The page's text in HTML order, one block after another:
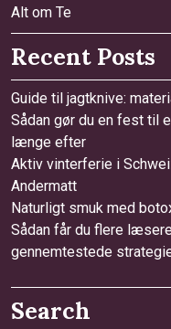
Alt om Te
Recent Posts
Guide til jagtknive:
Sådan gør du en fest til
længe efter
Aktiv vinterferie i
Andermatt
Naturligt smuk med
Sådan får du flere
gennemtestede
Search